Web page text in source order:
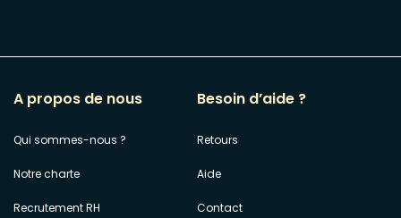
A propos de nous
Qui sommes-nous ?
Notre charte
Recrutement RH
Besoin d’aide ?
Retours
Aide
Contact